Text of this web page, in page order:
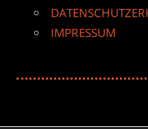
IMPRESSUM